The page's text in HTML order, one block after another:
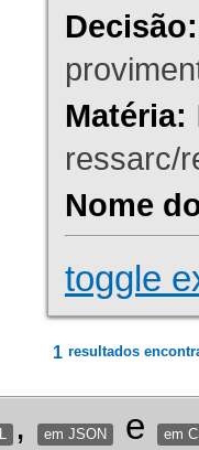
Decisão:
Matéria:
ressarc/
Nome
toggle
1 resultados
, em JSON e em